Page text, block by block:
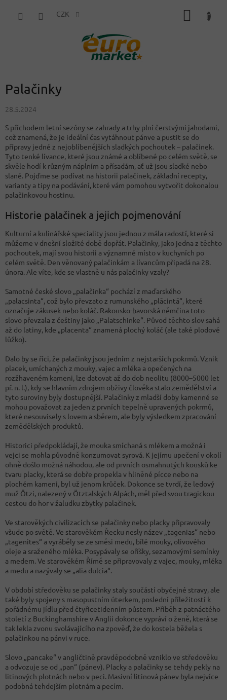
CZK
Palačinky
28.5.2024
S příchodem letní sezóny se zahrady a trhy plní čerstvými jahodami,
což znamená, že je ideální čas vytáhnout pánve a pustit se do
přípravy jedné z nejoblíbenějších sladkých pochoutek – palačinek.
Tyto tenké lívance, které jsou známé a oblíbené po celém světě, se
skvěle hodí k různým náplním a přísadám, ať už jsou sladké nebo
slané. Pojďme se podívat na historii palačinek, základní recepty,
varianty a tipy na podávání, které vám pomohou vytvořit dokonalou
palačinkovou hostinu.
Historie palačinek a jejich pojmenování
Kulturní a kulinářské speciality jsou jednou z mála radostí, které si
můžeme v dnešní složité době dopřát. Palačinky, jako jedna z těchto
pochoutek, mají svou historii a významné místo v kuchyních po
celém světě. Den věnovaný palačinkám a lívancům připadá na 28.
února. Ale víte, kde se vlastně u nás palačinky vzaly?
Samotné české slovo „palačinka“ pochází z maďarského
„palacsinta“, což bylo převzato z rumunského „plăcintă“, které
označuje zákusek nebo koláč. Rakousko-bavorská němčina toto
slovo převzala z češtiny jako „Palatschinke“. Původ těchto slov sahá
až do latiny, kde „placenta“ znamená plochý koláč (ale také plodové
lůžko).
Dalo by se říci, že palačinky jsou jedním z nejstarších pokrmů. Vznik
placek, umíchaných z mouky, vajec a mléka a opečených na
rozžhaveném kameni, lze datovat až do dob neolitu (8000–5000 let
př. n. l.), kdy se hlavním zdrojem obživy člověka stalo zemědělství a
tyto suroviny byly dostupnější. Palačinky z mladší doby kamenné se
mohou považovat za jeden z prvních tepelně upravených pokrmů,
které nesouvisely s lovem a sběrem, ale byly výsledkem zpracování
zemědělských produktů.
Historici předpokládají, že mouka smíchaná s mlékem a možná i
vejci se mohla původně konzumovat syrová. K jejímu upečení v okolí
ohně došlo možná náhodou, ale od prvních osmahnutých kousků ke
tvaru placky, která se dobře propekla v hliněné pícce nebo na
plochém kameni, byl už jenom krůček. Dokonce se tvrdí, že ledový
muž Ötzi, nalezený v Ötztalských Alpách, měl před svou tragickou
cestou do hor v žaludku zbytky palačinek.
Ve starověkých civilizacích se palačinky nebo placky připravovaly
všude po světě. Ve starověkém Řecku nesly název „tagenias“ nebo
„tagenites“ a vyráběly se ze směsi medu, bílé mouky, olivového
oleje a sraženého mléka. Posypávaly se oříšky, sezamovými semínky
a medem. Ve starověkém Římě se připravovaly z vajec, mouky, mléka
a medu a nazývaly se „alia dulcia“.
V období středověku se palačinky staly součástí obyčejné stravy, ale
také byly spojeny s masopustním úterkem, poslední příležitostí k
pořádnému jídlu před čtyřicetidenním půstem. Příběh z patnáctého
století z Buckinghamshire v Anglii dokonce vypráví o ženě, která se
tak lekla zvonu svolávajícího na zpověď, že do kostela běžela s
palačinkou na pánvi v ruce.
Slovo „pancake“ v angličtině pravděpodobně vzniklo ve středověku
a odvozuje se od „pan“ (pánev). Placky a palačinky se tehdy pekly na
litinových plotnách nebo v peci. Masivní litinová pánev byla nejvíce
podobná tehdejším plotnám a pecím.